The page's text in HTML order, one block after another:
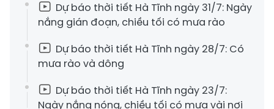
Dự báo thời tiết Hà Tĩnh ngày 31/7: Ngày
nắng gián đoạn, chiều tối có mưa rào
Dự báo thời tiết Hà Tĩnh ngày 28/7: Có
mưa rào và dông
Dự báo thời tiết Hà Tĩnh ngày 23/7:
Ngày nắng nóng, chiều tối có mưa vài nơi